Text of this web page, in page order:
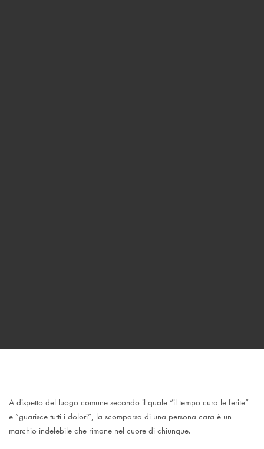
A dispetto del luogo comune secondo il quale “il tempo cura le ferite”
e “guarisce tutti i dolori”, la scomparsa di una persona cara è un
marchio indelebile che rimane nel cuore di chiunque.